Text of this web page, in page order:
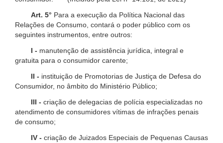
Art. 5° Para a execução da Política Nacional das
Relações de Consumo, contará o poder público com os
seguintes instrumentos, entre outros:
I - manutenção de assistência jurídica, integral e
gratuita para o consumidor carente;
II - instituição de Promotorias de Justiça de Defesa do
Consumidor, no âmbito do Ministério Público;
III - criação de delegacias de polícia especializadas no
atendimento de consumidores vítimas de infrações penais
de consumo;
IV - criação de Juizados Especiais de Pequenas Causas